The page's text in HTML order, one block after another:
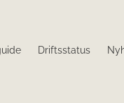
Driftsstatus